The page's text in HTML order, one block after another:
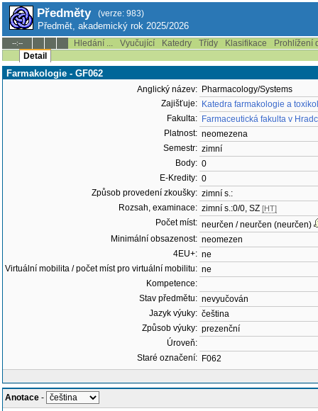
Předměty (verze: 983)
Předmět, akademický rok 2025/2026
--:-- Hledání ... Vyučující Katedry Třídy Klasifikace
Prohlížení
Detail
Farmakologie - GF062
Anglický název: Pharmacology/Systems
Zajišťuje: Katedra farmakologie a
Fakulta: Farmaceutická fakulta v
Platnost: neomezena
Semestr: zimní
Body: 0
E-Kredity: 0
Způsob provedení zkoušky: zimní s.:
Rozsah, examinace: zimní s.:0/0, SZ [HT]
Počet míst: neurčen / neurčen (neurčen)
Minimální obsazenost: neomezen
4EU+: ne
Virtuální mobilita / počet míst pro virtuální mobilitu: ne
Kompetence:
Stav předmětu: nevyučován
Jazyk výuky: čeština
Způsob výuky: prezenční
Úroveň:
Staré označení: F062
Anotace -